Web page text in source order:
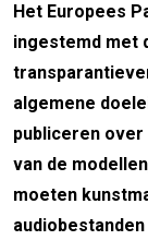
Het Europees
ingestemd met
algemene
publiceren
van de
moeten